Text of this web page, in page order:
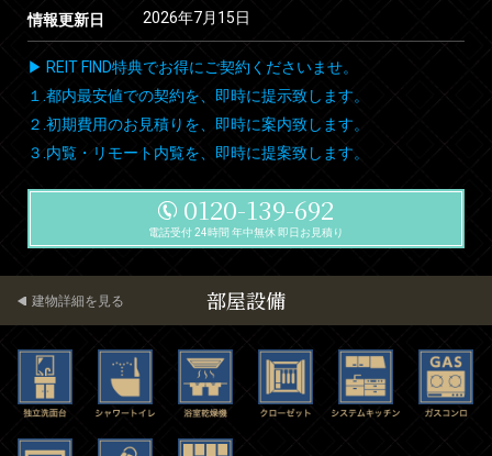
情報更新日 2026年7月15日
▶ REIT FIND特典でお得にご契約くださいませ。
１.都内最安値での契約を、即時に提示致します。
２.初期費用のお見積りを、即時に案内致します。
３.内覧・リモート内覧を、即時に提案致します。
0120-139-692
電話受付 24時間 年中無休 即日お見積り
部屋設備
建物詳細を見る